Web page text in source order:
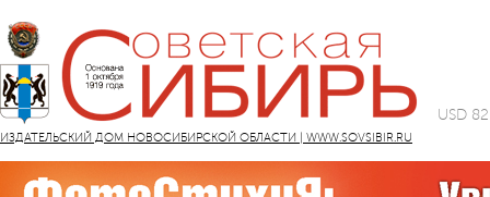
ИЗДАТЕЛЬСКИЙ ДОМ НОВОСИБИРСКОЙ ОБЛАСТИ | WWW.SOVSIBIR.RU
USD